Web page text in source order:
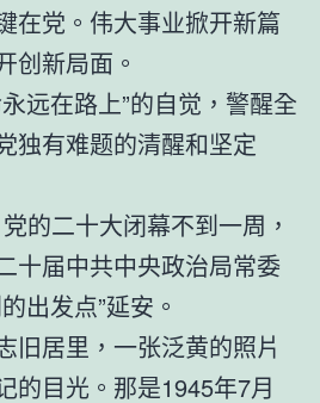
在党。伟大事业掀开新篇
创新局面。
远在路上”的自觉，警醒全
独有难题的清醒和坚定
的二十大闭幕不到一周，
十届中共中央政治局常委
出发点”延安。
旧居里，一张泛黄的照片
的目光。那是1945年7月